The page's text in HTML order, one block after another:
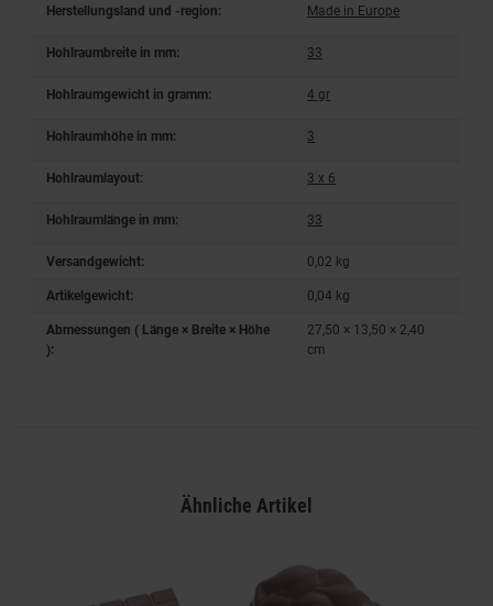
Herstellungsland und -region: Made in Europe
Hohlraumbreite in mm: 33
Hohlraumgewicht in gramm: 4 gr
Hohlraumhöhe in mm: 3
Hohlraumlayout: 3 x 6
Hohlraumlänge in mm: 33
Versandgewicht: 0,02 kg
Artikelgewicht: 0,04 kg
Abmessungen ( Länge × Breite × Höhe
):
27,50 × 13,50 × 2,40
cm
Ähnliche Artikel